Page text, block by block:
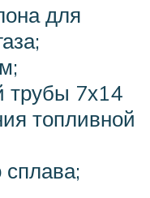
для
трубы 7х14
топливной
сплава;